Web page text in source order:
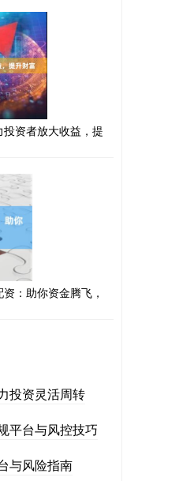
资者放大收益，提
：助你资金腾飞，
投资灵活周转
平台与风控技巧
与风险指南